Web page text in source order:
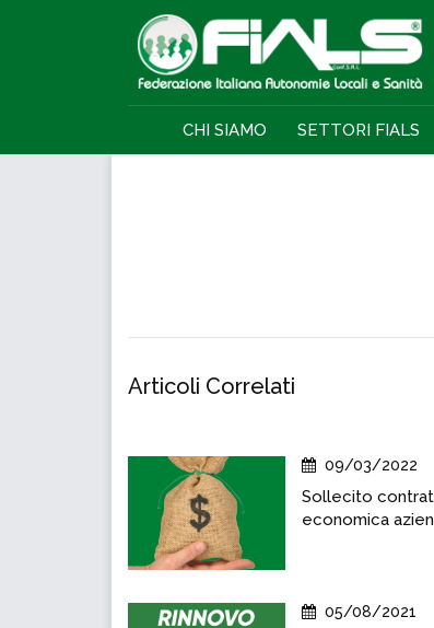
CHI SIAMO SETTORI FIALS
Articoli Correlati
09/03/2022
Sollecito
economica
05/08/2021